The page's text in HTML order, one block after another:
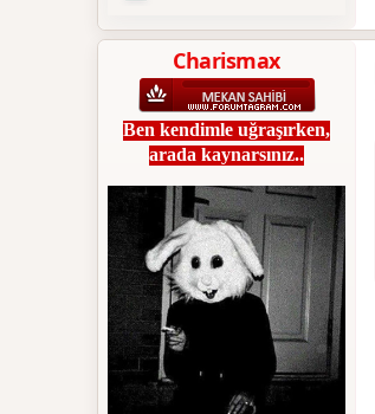
Charismax
Ben kendimle uğraşırken,
arada kaynarsınız..